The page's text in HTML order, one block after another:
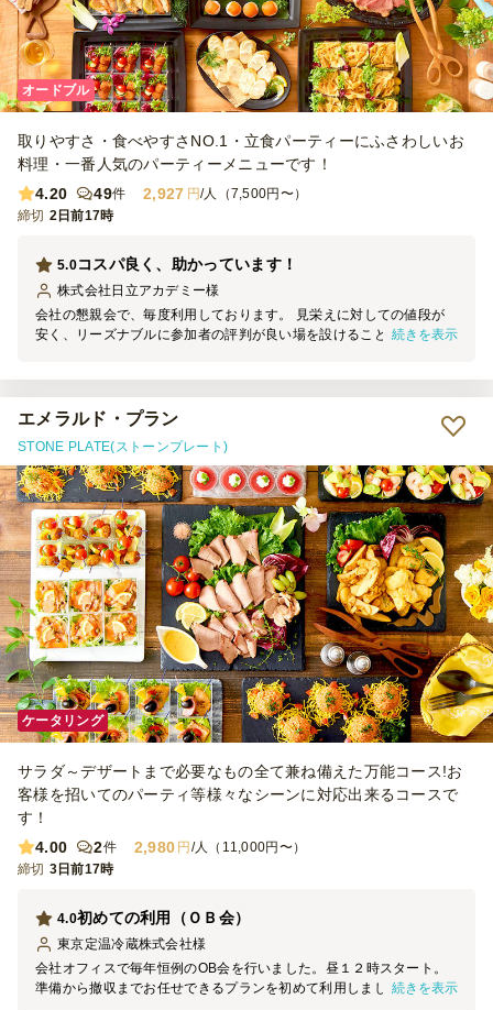
オードブル
取りやすさ・食べやすさNO.1・立食パーティーにふさわしいお
料理・一番人気のパーティーメニューです！
4.20
49件 2,927 円/人（7,500円〜）
締切 2日前17時
コスパ良く、助かっています！
5.0
株式会社日立アカデミー様
会社の懇親会で、毎度利用しております。 見栄えに対しての値段が
安く、リーズナブルに参加者の評判が良い場を設けることができて助
続きを表示
エメラルド・プラン
STONE PLATE(ストーンプレート)
ケータリング
サラダ～デザートまで必要なもの全て兼ね備えた万能コース!お
客様を招いてのパーティ等様々なシーンに対応出来るコースで
す！
4.00
2件 2,980 円 /人（11,000円〜）
締切 3日前17時
初めての利用（ＯＢ会）
4.0
東京定温冷蔵株式会社様
会社オフィスで毎年恒例のOB会を行いました。昼１２時スタート。
準備から撤収までお任せできるプランを初めて利用しました。 参加
続きを表示